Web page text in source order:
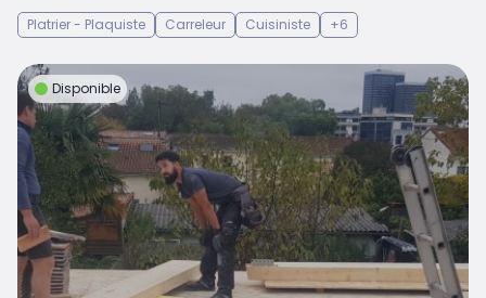
Platrier - Plaquiste
Carreleur Cuisiniste +6
Disponible